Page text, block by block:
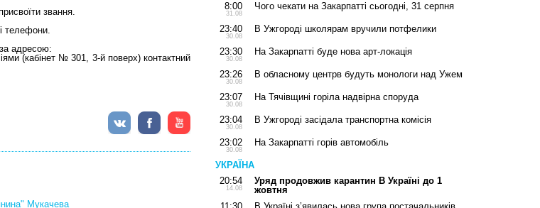
звання.
телефони.
адресою:
(кабінет № 301, 3-й поверх) контактний
Мукачева
8:00
31.08
Чого чекати на Закарпатті сьогодні, 31 серпня
23:40
30.08
В Ужгороді школярам вручили потфелики
23:30
30.08
На Закарпатті буде нова арт-локація
23:26
30.08
В обласному центрв будуть монологи над Ужем
23:07
30.08
На Тячівщині горіла надвірна споруда
23:04
30.08
В Ужгороді засідала транспортна комісія
23:02
30.08
На Закарпатті горів автомобіль
УКРАЇНА
20:54
14.08
Уряд продовжив карантин В Україні до 1
жовтня